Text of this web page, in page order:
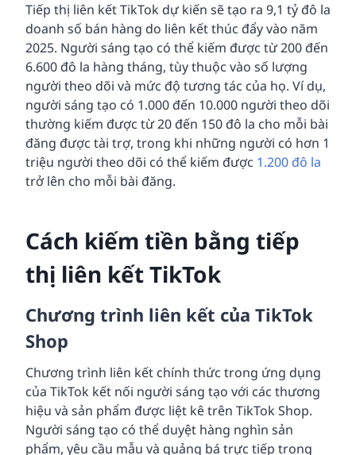
Tiếp thị liên kết TikTok dự kiến sẽ tạo ra 9,1 tỷ đô la
doanh số bán hàng do liên kết thúc đẩy vào năm
2025. Người sáng tạo có thể kiếm được từ 200 đến
6.600 đô la hàng tháng, tùy thuộc vào số lượng
người theo dõi và mức độ tương tác của họ. Ví dụ,
người sáng tạo có 1.000 đến 10.000 người theo dõi
thường kiếm được từ 20 đến 150 đô la cho mỗi bài
đăng được tài trợ, trong khi những người có hơn 1
triệu người theo dõi có thể kiếm được 1.200 đô la
trở lên cho mỗi bài đăng.
Cách kiếm tiền bằng tiếp
thị liên kết TikTok
Chương trình liên kết của TikTok
Shop
Chương trình liên kết chính thức trong ứng dụng
của TikTok kết nối người sáng tạo với các thương
hiệu và sản phẩm được liệt kê trên TikTok Shop.
Người sáng tạo có thể duyệt hàng nghìn sản
phẩm, yêu cầu mẫu và quảng bá trực tiếp trong